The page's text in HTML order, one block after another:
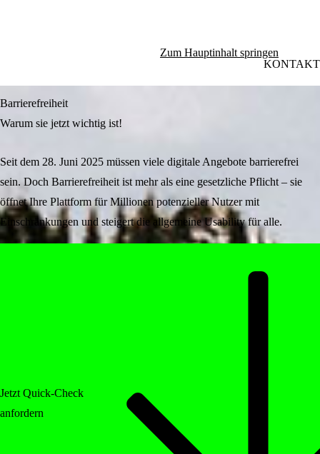
Zum Hauptinhalt springen
KONTAKT
Barrierefreiheit
Warum sie jetzt wichtig ist!
Seit dem 28. Juni 2025 müssen viele digitale Angebote barrierefrei
sein. Doch Barrierefreiheit ist mehr als eine gesetzliche Pflicht – sie
öffnet Ihre Plattform für Millionen potenzieller Nutzer mit
Einschränkungen und steigert die allgemeine Usability für alle.
Jetzt Quick-Check
anfordern